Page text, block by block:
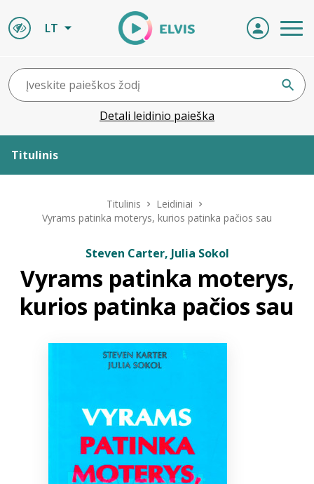
LT
Detali leidinio paieška
Titulinis
ELVIS atvyksta
Naujienos
Titulinis
Leidiniai
Vyrams patinka moterys, kurios patinka pačios sau
Steven Carter, Julia Sokol
Vyrams patinka moterys,
kurios patinka pačios sau